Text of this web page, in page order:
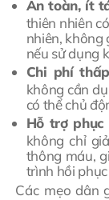
An toàn, ít
thiên nhiên
nhiên, không
nếu sử dụng
Chi phí
không cần
có thể chủ
Hỗ trợ
không chỉ
thông máu,
trình hồi
Các mẹo dân